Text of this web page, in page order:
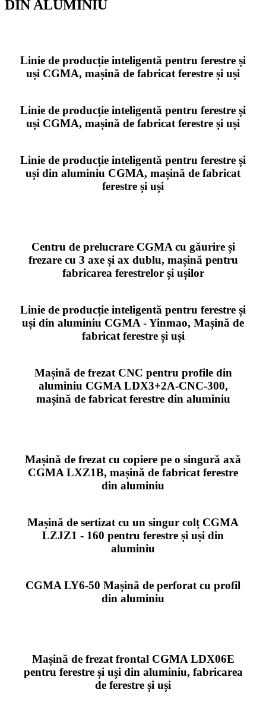
DIN ALUMINIU
Linie de producție inteligentă pentru ferestre și
uși CGMA, mașină de fabricat ferestre și uși
Linie de producție inteligentă pentru ferestre și
uși CGMA, mașină de fabricat ferestre și uși
Linie de producție inteligentă pentru ferestre și
uși din aluminiu CGMA, mașină de fabricat
ferestre și uși
Centru de prelucrare CGMA cu găurire și
frezare cu 3 axe și ax dublu, mașină pentru
fabricarea ferestrelor și ușilor
Linie de producție inteligentă pentru ferestre și
uși din aluminiu CGMA - Yinmao, Mașină de
fabricat ferestre și uși
Mașină de frezat CNC pentru profile din
aluminiu CGMA LDX3+2A-CNC-300,
mașină de fabricat ferestre din aluminiu
Mașină de frezat cu copiere pe o singură axă
CGMA LXZ1B, mașină de fabricat ferestre
din aluminiu
Mașină de sertizat cu un singur colț CGMA
LZJZ1 - 160 pentru ferestre și uși din
aluminiu
CGMA LY6-50 Mașină de perforat cu profil
din aluminiu
Mașină de frezat frontal CGMA LDX06E
pentru ferestre și uși din aluminiu, fabricarea
de ferestre și uși